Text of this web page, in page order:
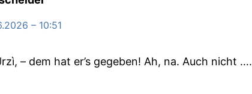
– 10:51
– dem hat er’s gegeben! Ah, na. Auch nicht ….